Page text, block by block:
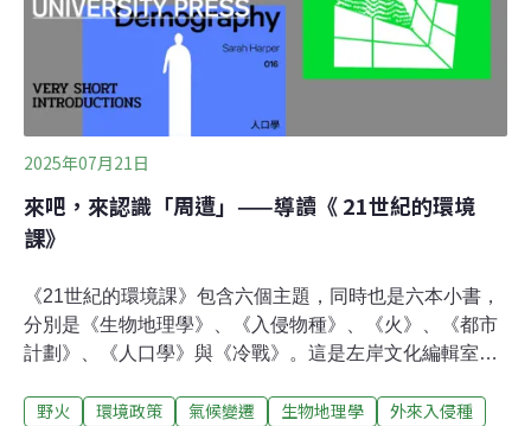
的濃度達到每立方公尺150.8微克。還以為是
2025年07月21日
來吧，來認識「周遭」——導讀《 21世紀的環境
課》
《21世紀的環境課》包含六個主題，同時也是六本小書，
分別是《生物地理學》、《入侵物種》、《火》、《都市
計劃》、《人口學》與《冷戰》。這是左岸文化編輯室為
們》、《21世紀的人生難題》後的第三門課。《21世紀的
野火 環境政策 氣候變遷 生物地理學
外來入侵種